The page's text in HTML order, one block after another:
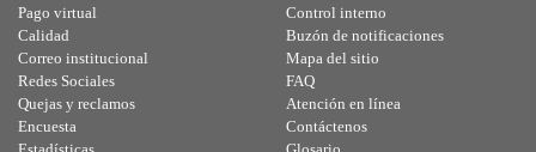
Pago virtual
Calidad
Control interno
Buzón de notificaciones
Correo institucional
Redes Sociales
Quejas y reclamos
Encuesta
Mapa del sitio
FAQ
Atención en línea
Contáctenos